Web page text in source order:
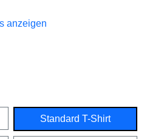
anzeigen
Standard T-Shirt